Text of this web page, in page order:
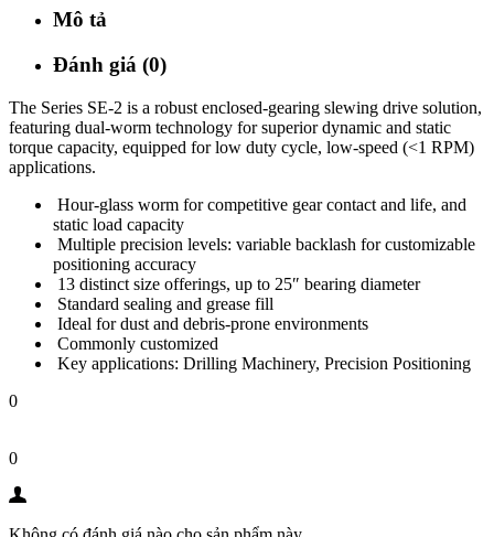
Mô tả
Đánh giá (0)
The Series SE-2 is a robust enclosed-gearing slewing drive solution,
featuring dual-worm technology for superior dynamic and static
torque capacity, equipped for low duty cycle, low-speed (<1 RPM)
applications.
Hour-glass worm for competitive gear contact and life, and
static load capacity
Multiple precision levels: variable backlash for customizable
positioning accuracy
13 distinct size offerings, up to 25″ bearing diameter
Standard sealing and grease fill
Ideal for dust and debris-prone environments
Commonly customized
Key applications: Drilling Machinery, Precision Positioning
0
0